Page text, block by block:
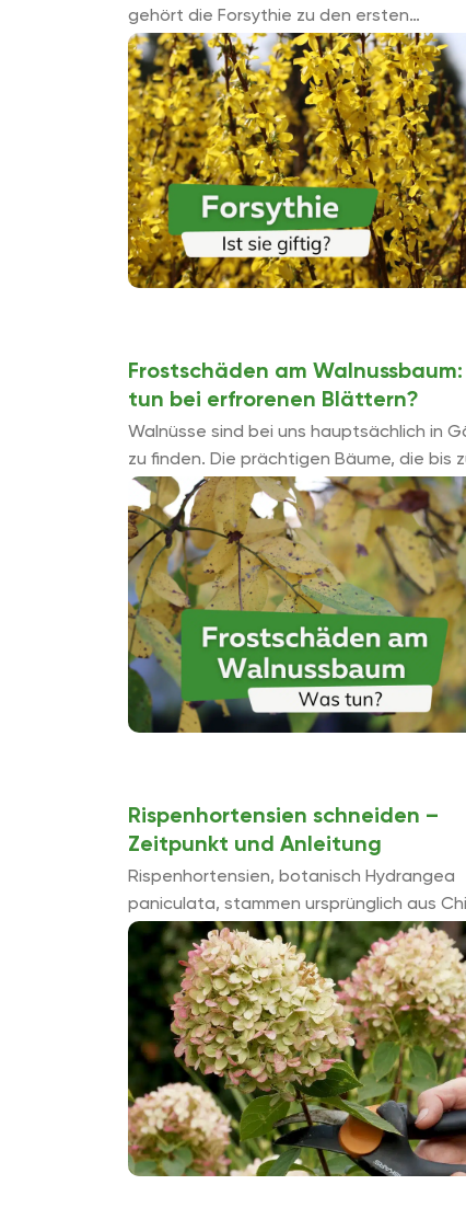
gehört die Forsythie zu den ersten
Frühlingsboten und ist ein beliebter
Zierstrauch. In der Osterzeit sind die
blühenden ...
Frostschäden am
tun bei erfrorenen Blättern?
Walnüsse sind bei uns hauptsächlich in
zu finden. Die prächtigen Bäume, die bis
Meter hoch werden können, sind im
ideale Schattenspender. ...
Rispenhortensien schneiden –
Zeitpunkt und Anleitung
Rispenhortensien, botanisch Hydrangea
paniculata, stammen ursprünglich aus
und Japan. Mit ihren weißen
sich bei der Sorte Vanilla Fraise in
verwandelt, sind sie ein ...